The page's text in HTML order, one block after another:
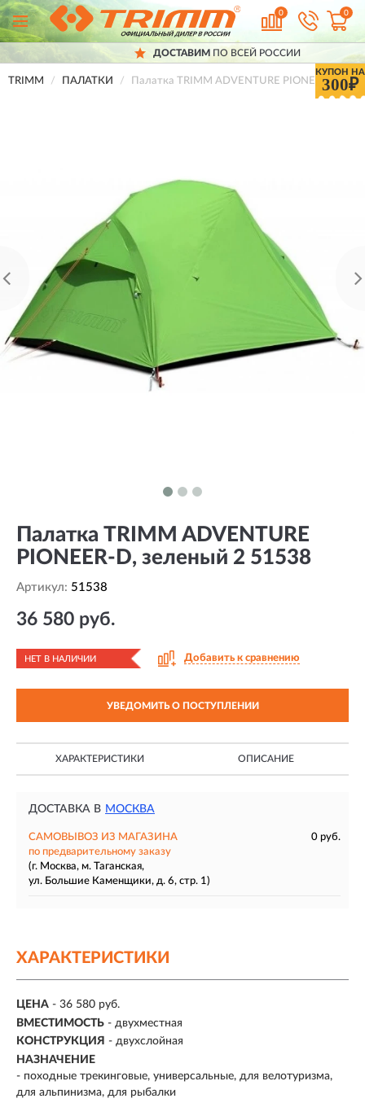
0 0
ДОСТАВИМПО ВСЕЙ РОССИИ
КУПОН НА
300₽
TRIMM ПАЛАТКИ Палатка TRIMM ADVENTURE PIONEER-D,
Палатка TRIMM ADVENTURE
PIONEER-D, зеленый 2 51538
Артикул: 51538
36 580 руб.
НЕТ В НАЛИЧИИ Добавить к сравнению
УВЕДОМИТЬ О ПОСТУПЛЕНИИ
ХАРАКТЕРИСТИКИ ОПИСАНИЕ
ДОСТАВКА В МОСКВА
САМОВЫВОЗ ИЗ МАГАЗИНА
0 руб.
по предварительному заказу
(г. Москва, м. Таганская,
ул. Большие Каменщики, д. 6, стр. 1)
ХАРАКТЕРИСТИКИ
ЦЕНА - 36 580 руб.
ВМЕСТИМОСТЬ - двухместная
КОНСТРУКЦИЯ - двухслойная
НАЗНАЧЕНИЕ
- походные трекинговые, универсальные, для велотуризма,
для альпинизма, для рыбалки